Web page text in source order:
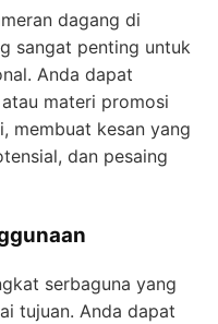
dagang di
sangat penting untuk
Anda dapat
materi promosi
membuat kesan yang
dan pesaing
serbaguna yang
tujuan. Anda dapat